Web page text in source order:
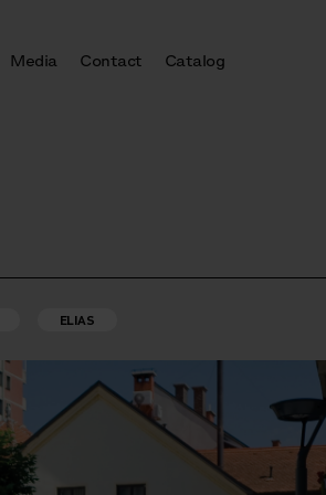
Media Contact Catalog
ELIAS